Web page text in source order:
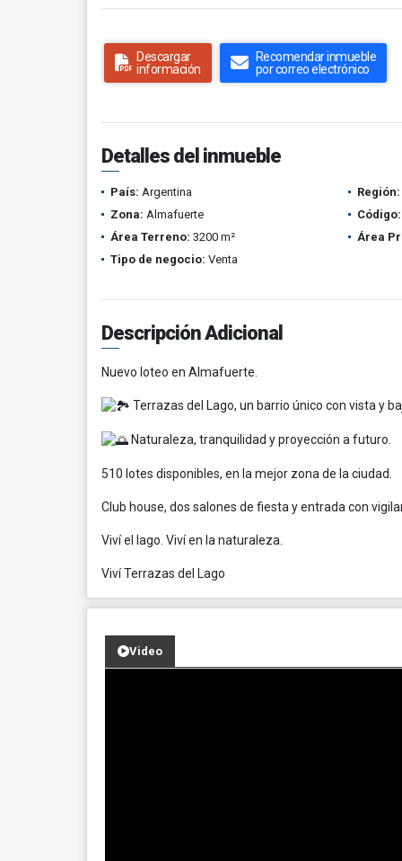
Descargar
información
Recomendar inmueble
por correo electrónico
Detalles del inmueble
País: Argentina Región:
Zona: Almafuerte Código:
Área Terreno: 3200 m²
Área
Tipo de negocio: Venta
Descripción Adicional
Nuevo loteo en Almafuerte.
Terrazas del Lago, un barrio único con vista y
Naturaleza, tranquilidad y proyección a futuro.
510 lotes disponibles, en la mejor zona de la ciudad.
Club house, dos salones de fiesta y entrada con
Viví el lago. Viví en la naturaleza.
Viví Terrazas del Lago
Video